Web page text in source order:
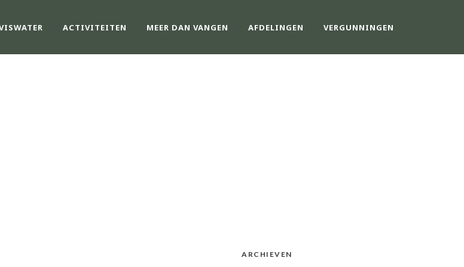
ACTIVITEITEN MEER DAN VANGEN AFDELINGEN VERGUNNINGEN
ARCHIEVEN